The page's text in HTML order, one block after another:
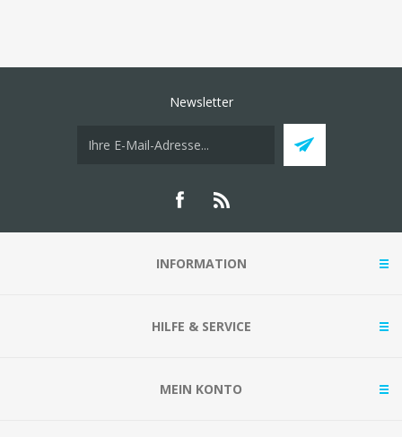
Newsletter
INFORMATION
HILFE & SERVICE
MEIN KONTO